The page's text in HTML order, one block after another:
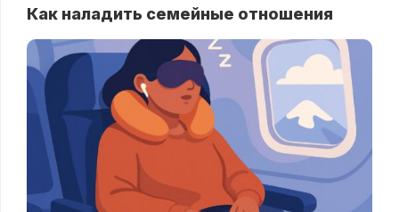
Как наладить семейные отношения